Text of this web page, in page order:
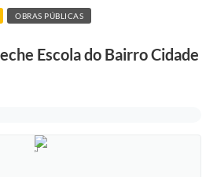
OBRAS PÚBLICAS
Escola do Bairro Cidade